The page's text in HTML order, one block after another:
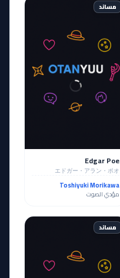
مساند
Edgar Poe
エドガー・アラン・ポオ
Toshiyuki Morikawa
مؤدي الصوت
مساند